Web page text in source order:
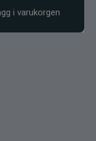
i varukorgen